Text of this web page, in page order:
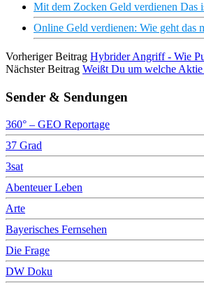
Mit dem Zocken Geld verdienen Das
Online Geld verdienen: Wie geht das
Vorheriger Beitrag Hybrider Angriff - Wie
Nächster Beitrag Weißt Du um welche Aktie
Sender & Sendungen
360° – GEO Reportage
37 Grad
3sat
Abenteuer Leben
Arte
Bayerisches Fernsehen
Die Frage
DW Doku